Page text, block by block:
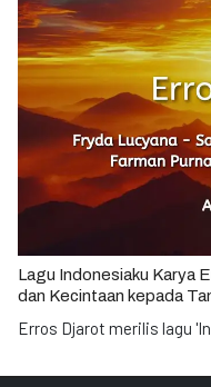
Lagu Indonesiaku Karya
dan Kecintaan kepada
Erros Djarot merilis lagu